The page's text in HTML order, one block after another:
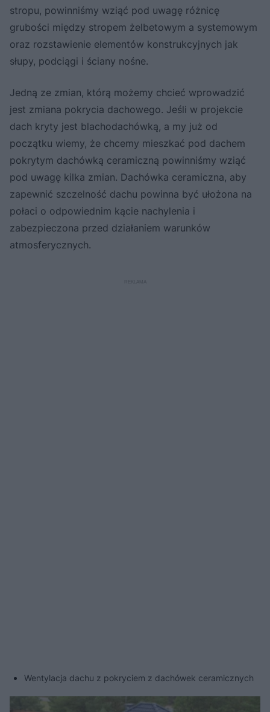
stropu, powinniśmy wziąć pod uwagę różnicę
grubości między stropem żelbetowym a systemowym
oraz rozstawienie elementów konstrukcyjnych jak
słupy, podciągi i ściany nośne.
Jedną ze zmian, którą możemy chcieć wprowadzić
jest zmiana pokrycia dachowego. Jeśli w projekcie
dach kryty jest blachodachówką, a my już od
początku wiemy, że chcemy mieszkać pod dachem
pokrytym dachówką ceramiczną powinniśmy wziąć
pod uwagę kilka zmian. Dachówka ceramiczna, aby
zapewnić szczelność dachu powinna być ułożona na
połaci o odpowiednim kącie nachylenia i
zabezpieczona przed działaniem warunków
atmosferycznych.
Wentylacja dachu z pokryciem z dachówek ceramicznych